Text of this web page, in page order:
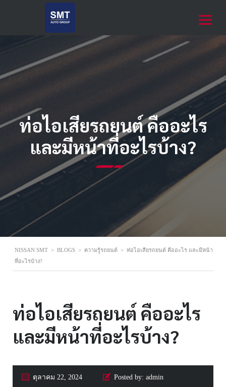
ท่อไอเสียรถยนต์ คืออะไร
และมีหน้าที่อะไรบ้าง?
NISSAN SMT > BLOGS > ความรู้รถยนต์ > ท่อไอเสียรถยนต์ คืออะไร และมีหน้า
ที่อะไรบ้าง?
ท่อไอเสียรถยนต์ คืออะไร
และมีหน้าที่อะไรบ้าง?
ตุลาคม 22, 2024 Posted by: admin